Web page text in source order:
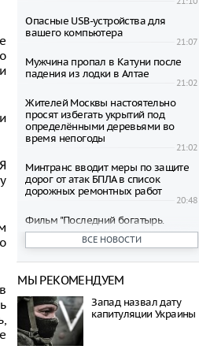
Опасные USB-устройства для
вашего компьютера
21:07
Мужчина пропал в Катуни после
падения из лодки в Алтае
21:02
Жителей Москвы настоятельно
просят избегать укрытий под
определёнными деревьями во
время непогоды
21:02
Минтранс вводит меры по защите
дорог от атак БПЛА в список
дорожных ремонтных работ
20:48
Фильм "Последний богатырь.
Колобок" собрал почти 45
миллионов рублей в день
20:42
Зеленский объявил о намерении
запустить спецоперацию по
санкциям против России
20:27
Департамент транспорта Москвы
рассмотрел возможность зимнего
ВСЕ НОВОСТИ
МЫ РЕКОМЕНДУЕМ
Запад назвал дату
капитуляции Украины